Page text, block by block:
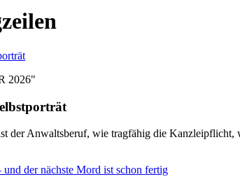
2026"
der Anwaltsberuf, wie tragfähig die
der nächste Mord ist schon fertig